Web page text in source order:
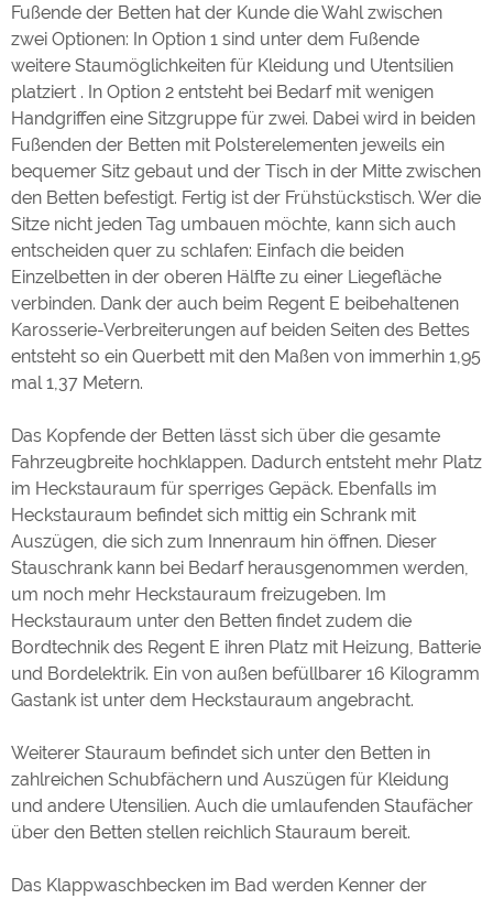
Fußende der Betten hat der Kunde die Wahl zwischen
zwei Optionen: In Option 1 sind unter dem Fußende
weitere Staumöglichkeiten für Kleidung und Utentsilien
platziert . In Option 2 entsteht bei Bedarf mit wenigen
Handgriffen eine Sitzgruppe für zwei. Dabei wird in beiden
Fußenden der Betten mit Polsterelementen jeweils ein
bequemer Sitz gebaut und der Tisch in der Mitte zwischen
den Betten befestigt. Fertig ist der Frühstückstisch. Wer die
Sitze nicht jeden Tag umbauen möchte, kann sich auch
entscheiden quer zu schlafen: Einfach die beiden
Einzelbetten in der oberen Hälfte zu einer Liegefläche
verbinden. Dank der auch beim Regent E beibehaltenen
Karosserie-Verbreiterungen auf beiden Seiten des Bettes
entsteht so ein Querbett mit den Maßen von immerhin 1,95
mal 1,37 Metern.
Das Kopfende der Betten lässt sich über die gesamte
Fahrzeugbreite hochklappen. Dadurch entsteht mehr Platz
im Heckstauraum für sperriges Gepäck. Ebenfalls im
Heckstauraum befindet sich mittig ein Schrank mit
Auszügen, die sich zum Innenraum hin öffnen. Dieser
Stauschrank kann bei Bedarf herausgenommen werden,
um noch mehr Heckstauraum freizugeben. Im
Heckstauraum unter den Betten findet zudem die
Bordtechnik des Regent E ihren Platz mit Heizung, Batterie
und Bordelektrik. Ein von außen befüllbarer 16 Kilogramm
Gastank ist unter dem Heckstauraum angebracht.
Weiterer Stauraum befindet sich unter den Betten in
zahlreichen Schubfächern und Auszügen für Kleidung
und andere Utensilien. Auch die umlaufenden Staufächer
über den Betten stellen reichlich Stauraum bereit.
Das Klappwaschbecken im Bad werden Kenner der
über "COOKIES" geändert werden!